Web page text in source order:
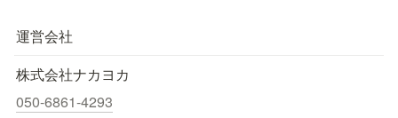
運営会社
株式会社ナカヨカ
050-6861-4293